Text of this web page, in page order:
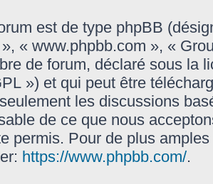
est de type phpBB
« www.phpbb.com », «
de forum, déclaré sous la
») et qui peut être
les discussions
de ce que nous
permis. Pour de plus
https://www.phpbb.com/.